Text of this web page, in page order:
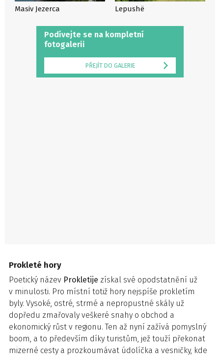
Podívejte se na kompletní
fotogalerii
PŘEJÍT DO GALERIE
Masiv Jezerca Lepushë
Prokleté hory
Poetický název Prokletije získal své opodstatnění už
v minulosti. Pro místní totiž hory nejspíše prokletím
byly. Vysoké, ostré, strmé a nepropustné skály už
dopředu zmařovaly veškeré snahy o obchod a
ekonomický růst v regionu. Ten až nyní zažívá pomyslný
boom, a to především díky turistům, jež touží překonat
mizerné cesty a prozkoumávat údolíčka a vesničky, kde